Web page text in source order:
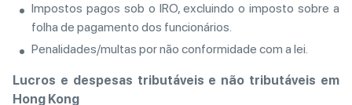
Impostos pagos sob o IRO, excluindo o imposto sobre a
folha de pagamento dos funcionários.
Penalidades/multas por não conformidade com a lei.
Lucros e despesas tributáveis e não tributáveis em
Hong Kong